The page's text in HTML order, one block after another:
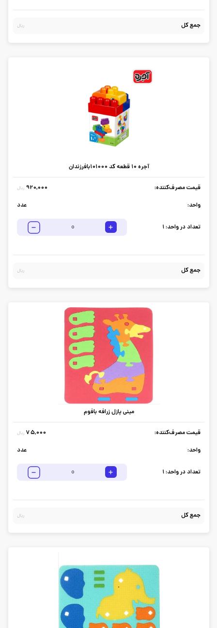
جمع کل ریال
آجره 10 قطعه کد 101000بافرزندان
قیمت مصرف‌کننده: 920,000 ریال
واحد: عدد
تعداد در واحد:1
جمع کل ریال
مینی پازل زرافه بافوم
قیمت مصرف‌کننده: 75,000 ریال
واحد: عدد
تعداد در واحد:1
جمع کل ریال